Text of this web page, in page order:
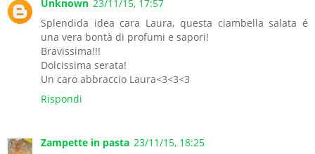
Unknown 23/11/15, 17:57
Splendida idea cara Laura, questa ciambella salata é
una vera bontà di profumi e sapori!
Bravissima!!!
Dolcissima serata!
Un caro abbraccio Laura<3<3<3
Rispondi
Zampette in pasta 23/11/15, 18:25